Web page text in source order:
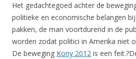
Het gedachtegoed achter de
politieke en economische belangen
pakken, de man voortdurend in de
worden zodat politici in Amerika niet
De beweging Kony 2012 is een